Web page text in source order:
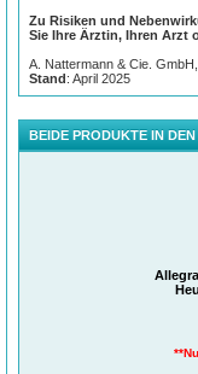
Die Vorteile von Allegra
MACHT NICHT MÜDER*
vor, wo Müdigkeit
dich nicht stoppen!
und Haut wirkt das
30 bis 60 Minuten
24 Stunden,d.h. es
HILFT GANZJÄHRIG
diesen Allergien:
Tierhaarallergie sowie
tierischen Bestandteilen.
Zu Risiken und
Sie Ihre Ärztin, Ihren Arzt
A. Nattermann & Cie.
Stand: April 2025
BEIDE PRODUKTE IN